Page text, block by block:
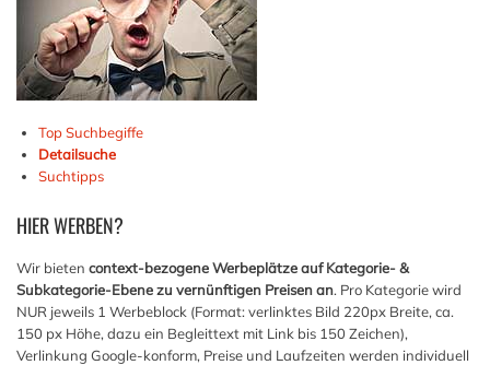
Top Suchbegiffe
Detailsuche
Suchtipps
HIERWERBEN?
Wir bieten context-bezogene Werbeplätze auf Kategorie- &
Subkategorie-Ebene zu vernünftigen Preisen an. Pro Kategorie wird
NUR jeweils 1 Werbeblock (Format: verlinktes Bild 220px Breite, ca.
150 px Höhe, dazu ein Begleittext mit Link bis 150 Zeichen),
Verlinkung Google-konform, Preise und Laufzeiten werden individuell